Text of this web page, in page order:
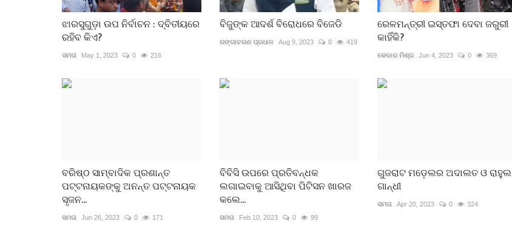
ଝାରସୁଗୁଡ଼ା ଉପ ନିର୍ବାଚନ : ଦ୍ବିତୀୟରେ
ରହିବ କିଏ?
ସମତା May 1, 2023 0 216
ବିଜୁଙ୍କ ଆଦର୍ଶ ବିରୋଧରେ ବିଜେଡି
ରଙ୍ଗାଚରଣ ପ୍ରଧାନ Aug 9, 2023 0 419
ରେଳମନ୍ତ୍ରୀ ଇସ୍ତଫା ଦେବା ଜରୁରୀ
କାହିଁକି?
କେଦାର ମିଶ୍ର Jun 4, 2023 0 369
ବରିଷ୍ଠ ସାମ୍ବାଦିକ ପ୍ରଶାନ୍ତ
ପଟ୍ଟନାୟକଙ୍କୁ ଅନନ୍ତ ପଟ୍ଟନାୟକ
ସୃଜନ...
ସମତା Jun 26, 2023 0 171
ବିବିସି ଉପରେ ପ୍ରତିବନ୍ଧକ
ଲଗାଇବାକୁ ଆସିଥିବା ପିଟିସନ ଖାରଜ
କଲେ...
ସମତା Feb 10, 2023 0 99
ଗୁଜରାଟ ମଡ଼େଲର ଅଦାଲତ ଓ ରାହୁଲ
ଗାନ୍ଧୀ
ସମତା Apr 20, 2023 0 324